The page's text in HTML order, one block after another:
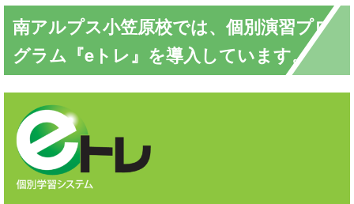
南アルプス小笠原校では、個別演習プロ
グラム『eトレ』を導入しています。